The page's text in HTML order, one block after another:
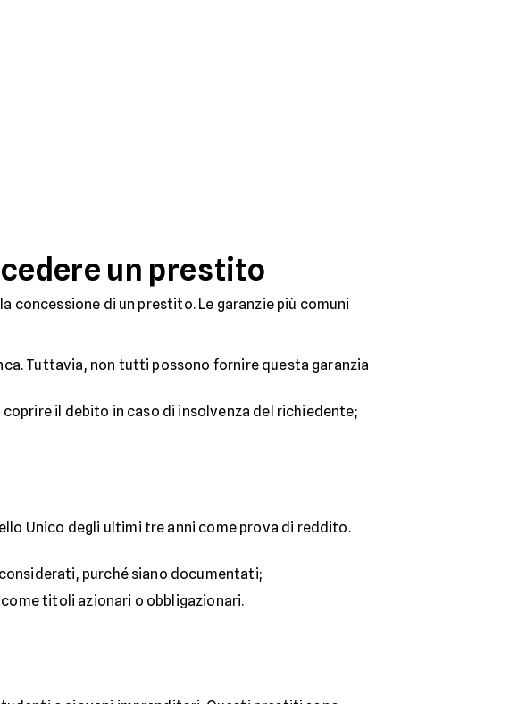
un prestito
concessione di un prestito. Le garanzie più comuni
Tuttavia, non tutti possono fornire questa garanzia
il debito in caso di insolvenza del richiedente;
Unico degli ultimi tre anni come prova di reddito.
purché siano documentati;
titoli azionari o obbligazionari.